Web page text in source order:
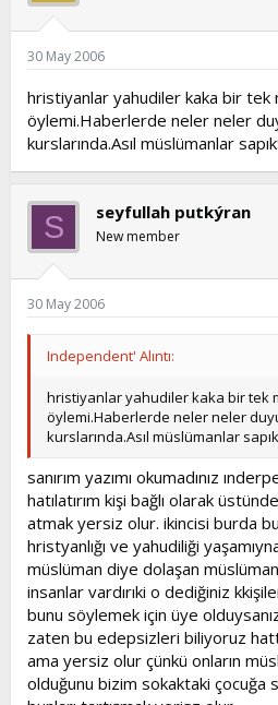
30 May 2006
hristiyanlar yahudiler kaka bir tek
öylemi.Haberlerde neler neler
kurslarında.Asıl müslümanlar
S seyfullah putkýran
New member
30 May 2006
Independent' Alıntı:
hristiyanlar yahudiler kaka bir tek
öylemi.Haberlerde neler neler
kurslarında.Asıl müslümanlar
sanırım yazımı okumadınız
hatılatırım kişi bağlı olarak
atmak yersiz olur. ikincisi burda
hristyanlığı ve yahudiliği
müslüman diye dolaşan
insanlar vardırıki o dediğiniz
bunu söylemek için üye
zaten bu edepsizleri biliyoruz
ama yersiz olur çünkü onların
olduğunu bizim sokaktaki çocuğa